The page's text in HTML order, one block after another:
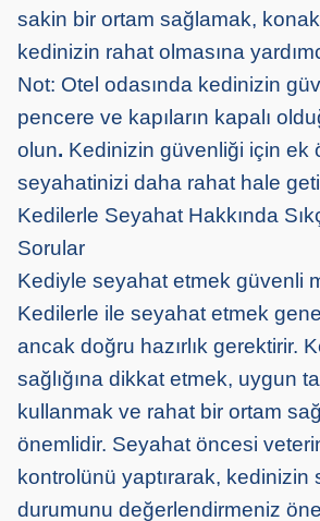
sakin bir ortam sağlamak,
kedinizin rahat olmasına
Not: Otel odasında kedinizin
pencere ve kapıların kapalı
olun. Kedinizin güvenliği için ek
seyahatinizi daha rahat hale
Kedilerle Seyahat Hakkında
Sorular
Kediyle seyahat etmek güvenli
Kedilerle ile seyahat etmek
ancak doğru hazırlık gerektirir.
sağlığına dikkat etmek, uygun
kullanmak ve rahat bir ortam
önemlidir. Seyahat öncesi
kontrolünü yaptırarak, kedinizin
durumunu değerlendirmeniz